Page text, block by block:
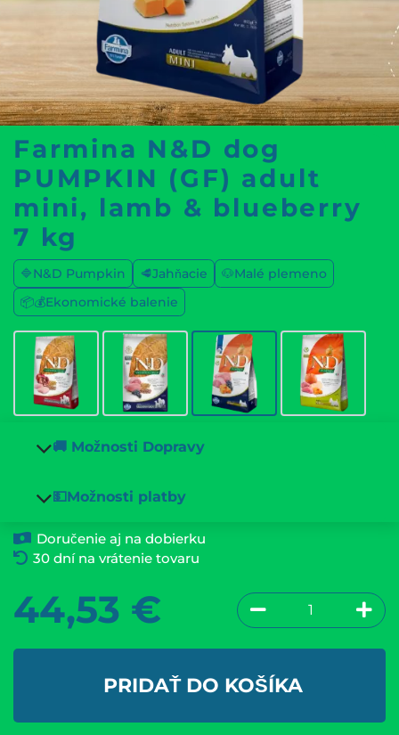
Farmina N&D dog
PUMPKIN (GF) adult
mini, lamb & blueberry
7 kg
🔷N&D Pumpkin 🥩Jahňacie
🐶Malé plemeno
📦💰Ekonomické balenie
🚚 Možnosti Dopravy
💵Možnosti platby
Doručenie aj na dobierku
30 dní na vrátenie tovaru
44,53 €
PRIDAŤ DO KOŠÍKA